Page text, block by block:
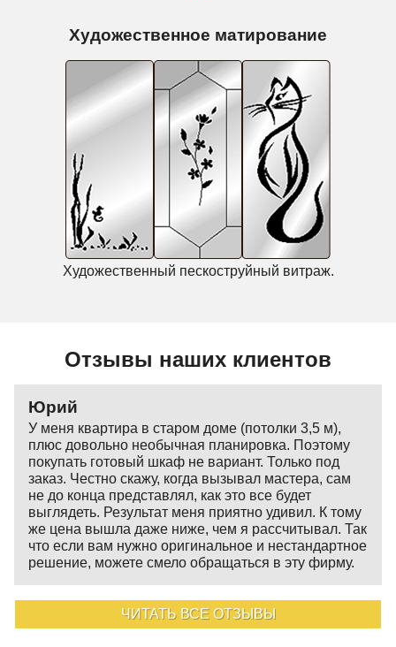
Художественное матирование
Художественный пескоструйный витраж.
Отзывы наших клиентов
Юрий
У меня квартира в старом доме (потолки 3,5 м),
плюс довольно необычная планировка. Поэтому
покупать готовый шкаф не вариант. Только под
заказ. Честно скажу, когда вызывал мастера, сам
не до конца представлял, как это все будет
выглядеть. Результат меня приятно удивил. К тому
же цена вышла даже ниже, чем я рассчитывал. Так
что если вам нужно оригинальное и нестандартное
решение, можете смело обращаться в эту фирму.
ЧИТАТЬ ВСЕ ОТЗЫВЫ